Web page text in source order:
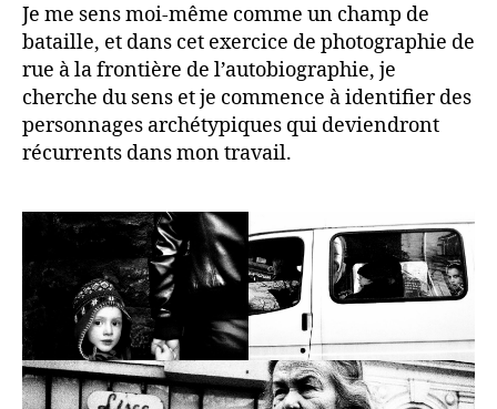
Je me sens moi-même comme un champ de
bataille, et dans cet exercice de photographie de
rue à la frontière de l’autobiographie, je
cherche du sens et je commence à identifier des
personnages archétypiques qui deviendront
récurrents dans mon travail.